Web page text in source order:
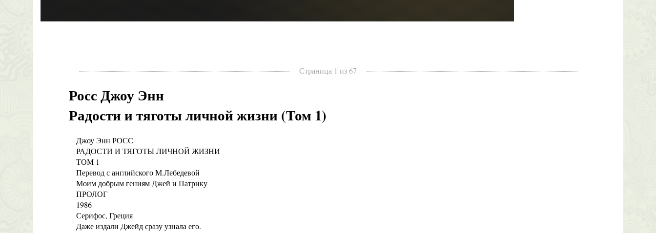
Страница 1 из 67
Росс Джоу Энн
Радости и тяготы личной жизни (Том 1)
Джоу Энн РОСС
РАДОСТИ И ТЯГОТЫ ЛИЧНОЙ ЖИЗНИ
ТОМ 1
Перевод с английского М.Лебедевой
Моим добрым гениям Джей и Патрику
ПРОЛОГ
1986
Серифос, Греция
Даже издали Джейд сразу узнала его.